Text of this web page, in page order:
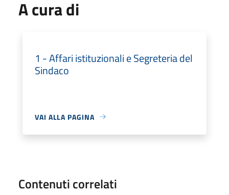
A cura di
1 - Affari istituzionali e Segreteria del
Sindaco
VAI ALLA PAGINA
Contenuti correlati